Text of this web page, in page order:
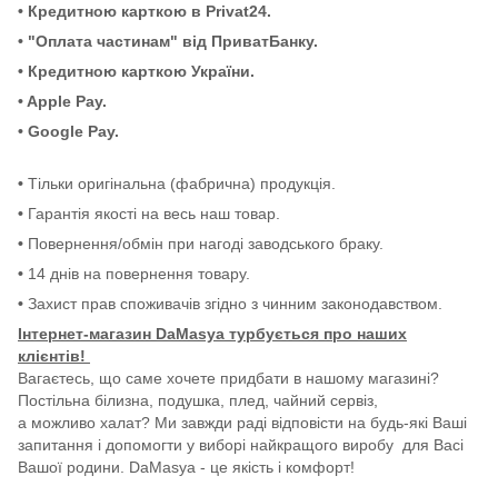
• Кредитною карткою в Privat24.
• "Оплата частинам" від ПриватБанку.
• Кредитною карткою України.
• Apple Pay.
• Google Pay.
• Тільки оригінальна (фабрична) продукція.
• Гарантія якості на весь наш товар.
• Повернення/обмін при нагоді заводського браку.
• 14 днів на повернення товару.
• Захист прав споживачів згідно з чинним законодавством.
Інтернет-магазин DaMasya турбується про наших
клієнтів!
Вагаєтесь, що саме хочете придбати в нашому магазині?
Постільна білизна, подушка, плед, чайний сервіз,
а можливо халат? Ми завжди раді відповісти на будь-які Ваші
запитання і допомогти у виборі найкращого виробу для Васі
Вашої родини. DaMasya - це якість і комфорт!